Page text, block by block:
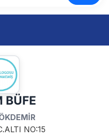
BÜFE
NO:15